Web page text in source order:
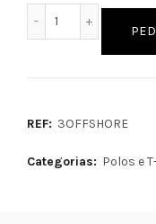
Quantidade de
REF: 3OFFSHORE
Categorias: Polos e